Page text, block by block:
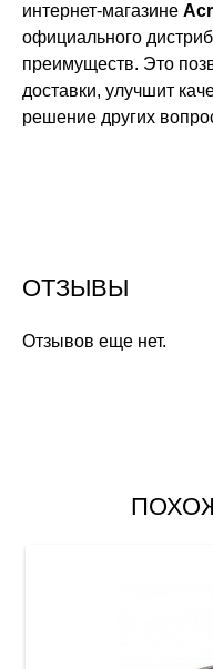
интернет-магазине
официального
преимуществ. Это
доставки, улучшит
решение других
ОТЗЫВЫ
Отзывов еще нет.